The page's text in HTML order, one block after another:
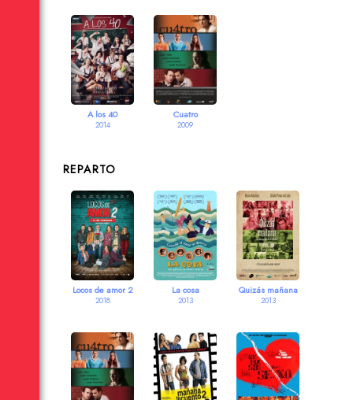
A los 40
2014
Cuatro
2009
REPARTO
Locos de amor 2
2018
La cosa
2013
Quizás mañana
2013